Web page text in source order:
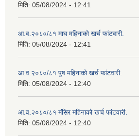
मिति: 05/08/2024 - 12:41
आ.व.२०८०/८१ माघ महिनाको खर्च फांटवारी.
मिति: 05/08/2024 - 12:41
आ.व.२०८०/८१ पुष महिनाको खर्च फांटवारी.
मिति: 05/08/2024 - 12:40
आ.व.२०८०/८१ मंसिर महिनाको खर्च फांटवारी.
मिति: 05/08/2024 - 12:40